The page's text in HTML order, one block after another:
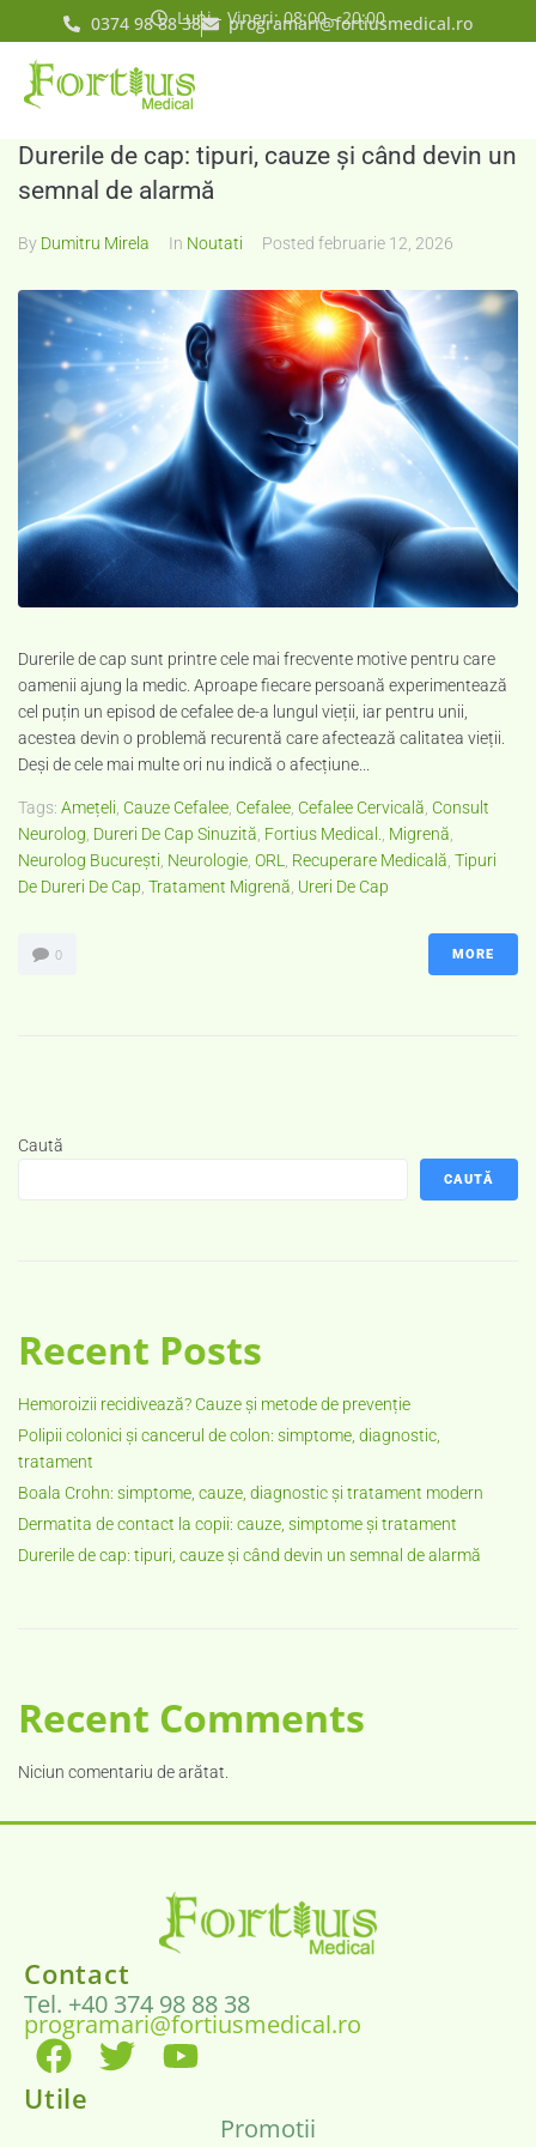
Luni - Vineri: 08:00 - 20:00
0374 98 88 38 programari@fortiusmedical.ro
Durerile de cap: tipuri, cauze și când devin un
semnal de alarmă
By Dumitru Mirela In Noutati Posted februarie 12, 2026
Durerile de cap sunt printre cele mai frecvente motive pentru care
oamenii ajung la medic. Aproape fiecare persoană experimentează
cel puțin un episod de cefalee de-a lungul vieții, iar pentru unii,
acestea devin o problemă recurentă care afectează calitatea vieții.
Deși de cele mai multe ori nu indică o afecțiune...
Tags: Amețeli Cauze Cefalee Cefalee Cefalee Cervicală Consult
Neurolog Dureri De Cap Sinuzită Fortius Medical. Migrenă
Neurolog București Neurologie ORL Recuperare Medicală Tipuri
De Dureri De Cap Tratament Migrenă Ureri De Cap
0 MORE
Caută
CAUTĂ
Recent Posts
Hemoroizii recidivează? Cauze și metode de prevenție
Polipii colonici și cancerul de colon: simptome, diagnostic,
tratament
Boala Crohn: simptome, cauze, diagnostic și tratament modern
Dermatita de contact la copii: cauze, simptome și tratament
Durerile de cap: tipuri, cauze și când devin un semnal de alarmă
Recent Comments
Niciun comentariu de arătat.
Contact
Tel. +40 374 98 88 38
programari@fortiusmedical.ro
Utile
Promotii